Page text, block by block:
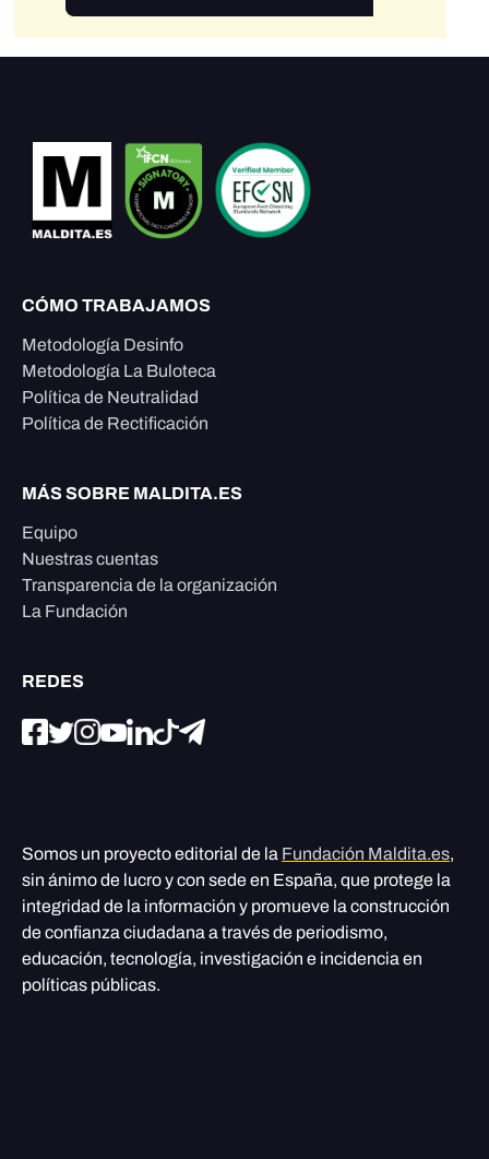
CÓMO TRABAJAMOS
Metodología Desinfo
Metodología La Buloteca
Política de Neutralidad
Política de Rectificación
MÁS SOBRE MALDITA.ES
Equipo
Nuestras cuentas
Transparencia de la organización
La Fundación
REDES
Somos un proyecto editorial de la Fundación Maldita.es,
sin ánimo de lucro y con sede en España, que protege la
integridad de la información y promueve la construcción
de confianza ciudadana a través de periodismo,
educación, tecnología, investigación e incidencia en
políticas públicas.